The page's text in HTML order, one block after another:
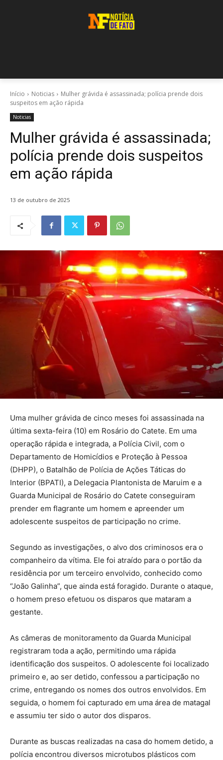
Início Noticias
Mulher grávida é assassinada; polícia prende dois
suspeitos em ação rápida
Noticias
Mulher grávida é assassinada;
polícia prende dois suspeitos
em ação rápida
13 de outubro de 2025
Uma mulher grávida de cinco meses foi assassinada na
última sexta-feira (10) em Rosário do Catete. Em uma
operação rápida e integrada, a Polícia Civil, com o
Departamento de Homicídios e Proteção à Pessoa
(DHPP), o Batalhão de Polícia de Ações Táticas do
Interior (BPATI), a Delegacia Plantonista de Maruim e a
Guarda Municipal de Rosário do Catete conseguiram
prender em flagrante um homem e apreender um
adolescente suspeitos de participação no crime.
Segundo as investigações, o alvo dos criminosos era o
companheiro da vítima. Ele foi atraído para o portão da
residência por um terceiro envolvido, conhecido como
“João Galinha”, que ainda está foragido. Durante o ataque,
o homem preso efetuou os disparos que mataram a
gestante.
As câmeras de monitoramento da Guarda Municipal
registraram toda a ação, permitindo uma rápida
identificação dos suspeitos. O adolescente foi localizado
primeiro e, ao ser detido, confessou a participação no
crime, entregando os nomes dos outros envolvidos. Em
seguida, o homem foi capturado em uma área de matagal
e assumiu ter sido o autor dos disparos.
Durante as buscas realizadas na casa do homem detido, a
polícia encontrou diversos microtubos plásticos com